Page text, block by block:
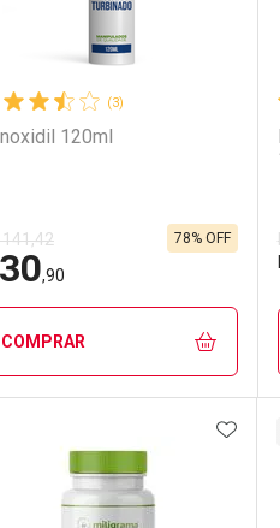
(3)
120ml
141,42
30,90
78% OFF
COMPRAR
Menos